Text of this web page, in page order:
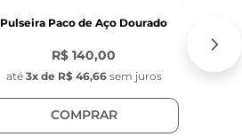
Pulseira Paco de Aço Dourado
R$ 140,00
até 3x de R$ 46,66 sem juros
COMPRAR